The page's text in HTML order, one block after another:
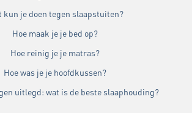
kun je doen tegen slaapstuiten?
Hoe maak je je bed op?
Hoe reinig je je matras?
Hoe was je je hoofdkussen?
uitlegd: wat is de beste slaaphouding?